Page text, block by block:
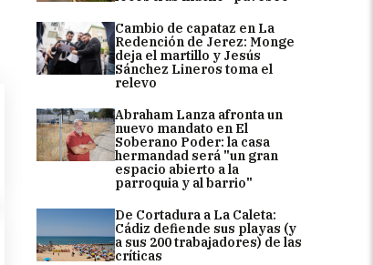
Cambio de capataz en La
Redención de Jerez: Monge
deja el martillo y Jesús
Sánchez Lineros toma el
relevo
Abraham Lanza afronta un
nuevo mandato en El
Soberano Poder: la casa
hermandad será "un gran
espacio abierto a la
parroquia y al barrio"
De Cortadura a La Caleta:
Cádiz defiende sus playas (y
a sus 200 trabajadores) de las
críticas